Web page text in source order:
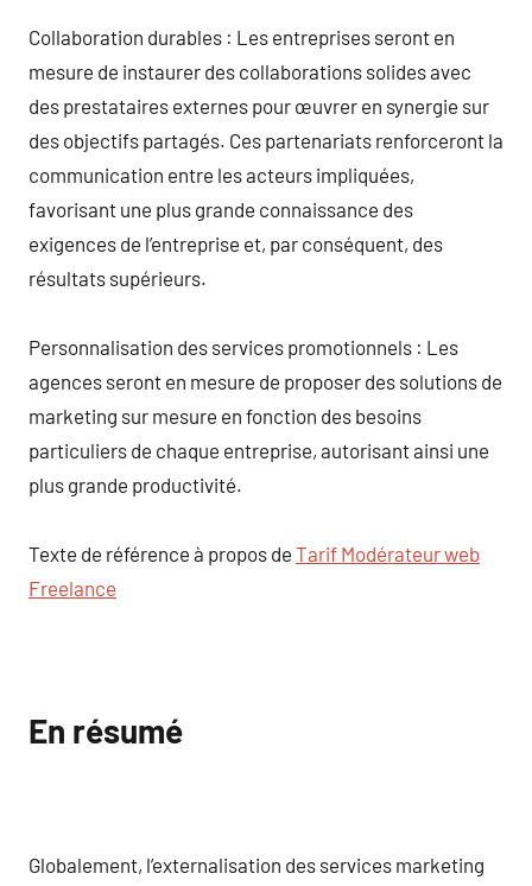
Collaboration durables : Les entreprises seront en
mesure de instaurer des collaborations solides avec
des prestataires externes pour œuvrer en synergie sur
des objectifs partagés. Ces partenariats renforceront la
communication entre les acteurs impliquées,
favorisant une plus grande connaissance des
exigences de l’entreprise et, par conséquent, des
résultats supérieurs.
Personnalisation des services promotionnels : Les
agences seront en mesure de proposer des solutions de
marketing sur mesure en fonction des besoins
particuliers de chaque entreprise, autorisant ainsi une
plus grande productivité.
Texte de référence à propos de Tarif Modérateur web
Freelance
En résumé
Globalement, l’externalisation des services marketing